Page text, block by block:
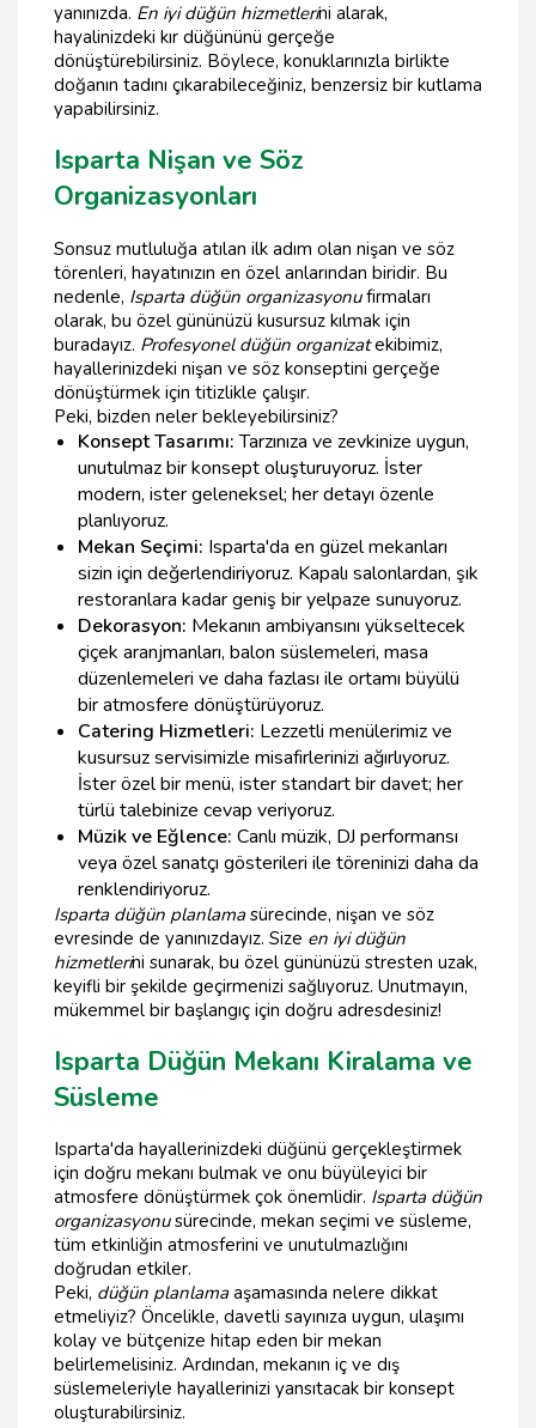
yanınızda. En iyi düğün hizmetlerini alarak,
hayalinizdeki kır düğününü gerçeğe
dönüştürebilirsiniz. Böylece, konuklarınızla birlikte
doğanın tadını çıkarabileceğiniz, benzersiz bir kutlama
yapabilirsiniz.
Isparta Nişan ve Söz
Organizasyonları
Sonsuz mutluluğa atılan ilk adım olan nişan ve söz
törenleri, hayatınızın en özel anlarından biridir. Bu
nedenle, Isparta düğün organizasyonufirmaları
olarak, bu özel gününüzü kusursuz kılmak için
buradayız. Profesyonel düğün organizatekibimiz,
hayallerinizdeki nişan ve söz konseptini gerçeğe
dönüştürmek için titizlikle çalışır.
Peki, bizden neler bekleyebilirsiniz?
Konsept Tasarımı:Tarzınıza ve zevkinize uygun,
unutulmaz bir konsept oluşturuyoruz. İster
modern, ister geleneksel; her detayı özenle
planlıyoruz.
Mekan Seçimi: Isparta'da en güzel mekanları
sizin için değerlendiriyoruz. Kapalı salonlardan, şık
restoranlara kadar geniş bir yelpaze sunuyoruz.
Dekorasyon: Mekanın ambiyansını yükseltecek
çiçek aranjmanları, balon süslemeleri, masa
düzenlemeleri ve daha fazlası ile ortamı büyülü
bir atmosfere dönüştürüyoruz.
Catering Hizmetleri: Lezzetli menülerimiz ve
kusursuz servisimizle misafirlerinizi ağırlıyoruz.
İster özel bir menü, ister standart bir davet; her
türlü talebinize cevap veriyoruz.
Müzik ve Eğlence: Canlı müzik, DJ performansı
veya özel sanatçı gösterileri ile töreninizi daha da
renklendiriyoruz.
Isparta düğün planlamasürecinde, nişan ve söz
evresinde de yanınızdayız. Size en iyi düğün
hizmetlerini sunarak, bu özel gününüzü stresten uzak,
keyifli bir şekilde geçirmenizi sağlıyoruz. Unutmayın,
mükemmel bir başlangıç için doğru adresdesiniz!
Isparta Düğün Mekanı Kiralama ve
Süsleme
Isparta'da hayallerinizdeki düğünü gerçekleştirmek
için doğru mekanı bulmak ve onu büyüleyici bir
atmosfere dönüştürmek çok önemlidir. Isparta düğün
organizasyonusürecinde, mekan seçimi ve süsleme,
tüm etkinliğin atmosferini ve unutulmazlığını
doğrudan etkiler.
Peki, düğün planlamaaşamasında nelere dikkat
etmeliyiz? Öncelikle, davetli sayınıza uygun, ulaşımı
kolay ve bütçenize hitap eden bir mekan
belirlemelisiniz. Ardından, mekanın iç ve dış
süslemeleriyle hayallerinizi yansıtacak bir konsept
oluşturabilirsiniz.